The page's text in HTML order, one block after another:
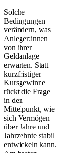
Solche
Bedingungen
verändern, was
Anleger:innen
von ihrer
Geldanlage
erwarten. Statt
kurzfristiger
Kursgewinne
rückt die Frage
in den
Mittelpunkt, wie
sich Vermögen
über Jahre und
Jahrzehnte stabil
entwickeln kann.